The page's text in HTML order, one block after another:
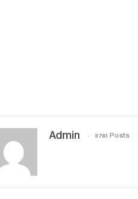
Admin 3761 Posts